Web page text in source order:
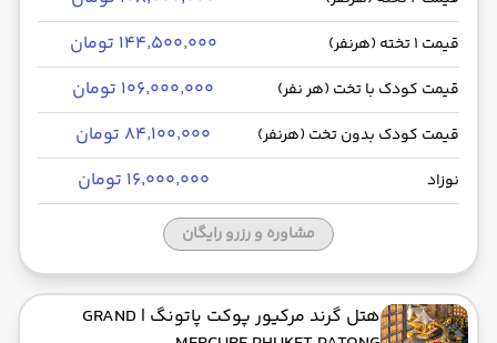
قیمت 1 تخته (هرنفر) ۱۴۴٬۵۰۰٬۰۰۰ تومان
قیمت کودک با تخت (هر نفر) ۱۰۶٬۰۰۰٬۰۰۰ تومان
قیمت کودک بدون تخت (هرنفر) ۸۴٬۱۰۰٬۰۰۰ تومان
نوزاد ۱۶٬۰۰۰٬۰۰۰ تومان
مشاوره و رزرو رایگان
هتل گرند مرکیور پوکت پاتونگ | GRAND